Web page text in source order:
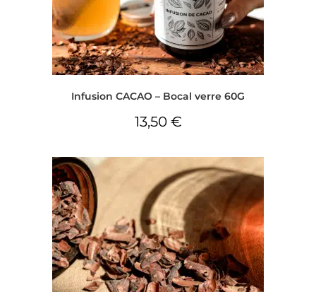
Infusion CACAO – Bocal verre 60G
13,50 €